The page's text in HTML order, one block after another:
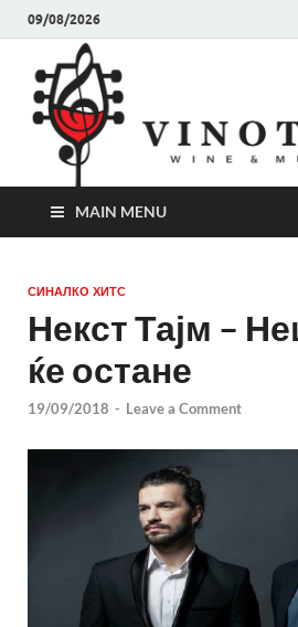
09/08/2026
MAIN MENU
СИНАЛКО ХИТС
Некст Тајм –
ќе остане
19/09/2018 - Leave a Comment